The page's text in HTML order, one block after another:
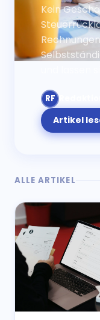
Kein
RF
Artikel
ALLE ARTIKEL